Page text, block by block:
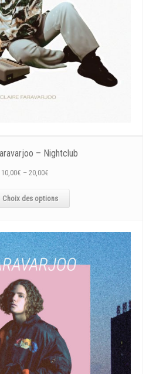
– Nightclub
10,00€ – 20,00€
Choix des options